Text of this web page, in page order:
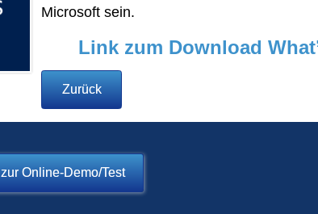
Microsoft sein.
Link zum Download
Zurück
zur Online-Demo/Test